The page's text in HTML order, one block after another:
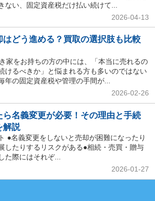
ない、固定資産税だけ払い続けて...
2026-04-13
どう進める？買取の選択肢も比較
家をお持ちの方の中には、「本当に売れるの
けるべきか」と悩まれる方も多いのではない
年の固定資産税や管理の手間が...
2026-02-26
ら名義変更が必要！その理由と手続
解説
●名義変更をしないと売却が困難になったり
したりするリスクがある●相続・売買・贈与
た際にはそれぞ...
2026-01-27